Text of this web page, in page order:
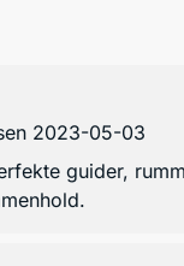
2023-05-03
guider,